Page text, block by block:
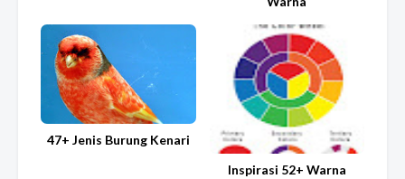
47+ Jenis Burung Kenari
Inspirasi 52+ Warna